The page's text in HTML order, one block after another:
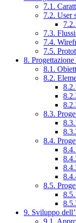
7.1.
7.2. User
7.3.
7.4.
7.5.
8.
8.1.
8.2.
8.3.
8.4.
8.5.
9. Sviluppo
9.1.